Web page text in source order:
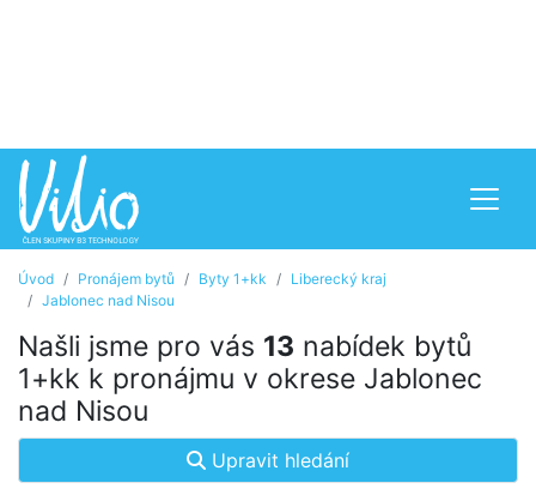
Úvod Pronájem bytů Byty 1+kk
Liberecký kraj
Jablonec nad Nisou
Našli jsme pro vás 13 nabídek bytů
1+kk k pronájmu v okrese Jablonec
nad Nisou
Upravit hledání